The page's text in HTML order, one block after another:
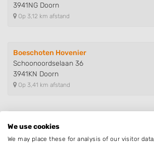
3941NG Doorn
Op 3,12 km afstand
Boeschoten Hovenier
Schoonoordselaan 36
3941KN Doorn
Op 3,41 km afstand
Costerus Tuinen
Bernhardlaan 21
We use cookies
We may place these for analysis of our visitor